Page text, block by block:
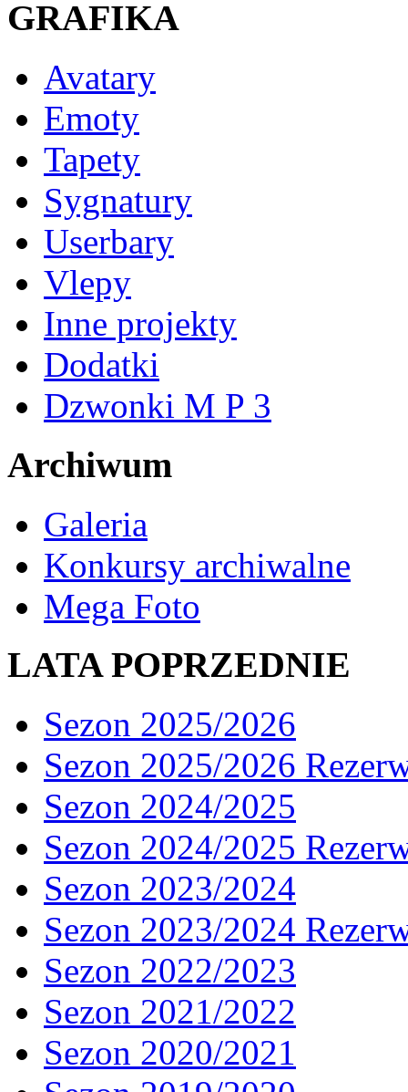
GRAFIKA
Avatary
Emoty
Tapety
Sygnatury
Userbary
Vlepy
Inne projekty
Dodatki
Dzwonki M P 3
Archiwum
Galeria
Konkursy archiwalne
Mega Foto
LATA POPRZEDNIE
Sezon 2025/2026
Sezon 2025/2026
Sezon 2024/2025
Sezon 2024/2025
Sezon 2023/2024
Sezon 2023/2024
Sezon 2022/2023
Sezon 2021/2022
Sezon 2020/2021